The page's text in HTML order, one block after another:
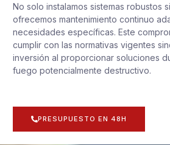
No solo instalamos sistemas robustos
ofrecemos mantenimiento continuo
necesidades específicas. Este
cumplir con las normativas vigentes
inversión al proporcionar soluciones
fuego potencialmente destructivo.
PRESUPUESTO EN 48H